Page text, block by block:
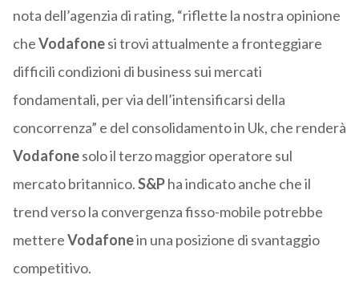
nota dell’agenzia di rating, “riflette la nostra opinione
cheVodafonesi trovi attualmente a fronteggiare
difficili condizioni di business sui mercati
fondamentali, per via dell’intensificarsi della
concorrenza” e del consolidamento in Uk, che renderà
Vodafonesolo il terzo maggior operatore sul
mercato britannico.S&Pha indicato anche che il
trend verso la convergenza fisso-mobile potrebbe
mettereVodafonein una posizione di svantaggio
competitivo.